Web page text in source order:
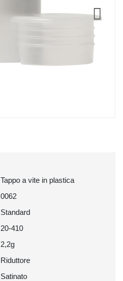
Tappo a vite in plastica
0062
Standard
20-410
2,2g
Riduttore
Satinato